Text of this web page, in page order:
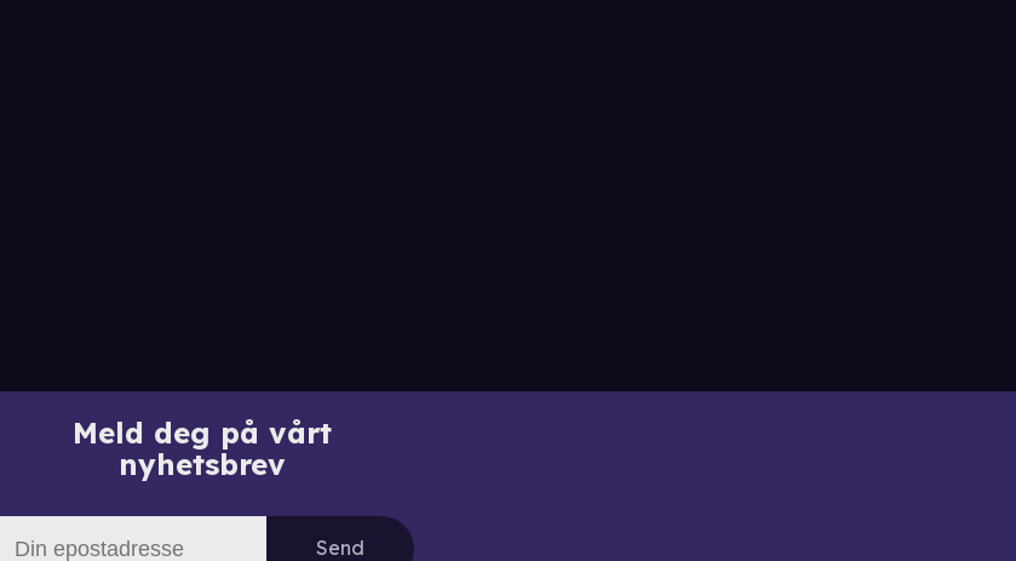
Meld deg på vårt
nyhetsbrev
Send